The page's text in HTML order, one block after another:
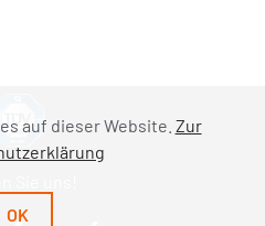
auf dieser Website. Zur
OK